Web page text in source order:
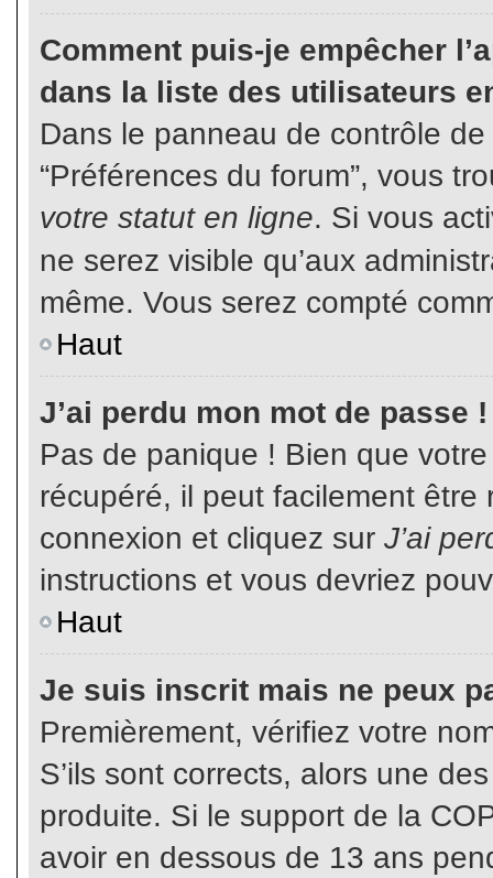
Comment puis-je empêcher
dans la liste des utilisateurs
Dans le panneau de contrôle
“Préférences du forum”, vous
votre statut en ligne. Si vous
ne serez visible qu’aux
même. Vous serez compté
Haut
J’ai perdu mon mot de passe !
Pas de panique ! Bien que
récupéré, il peut facilement
connexion et cliquez sur J’ai
instructions et vous devriez
Haut
Je suis inscrit mais ne peux
Premièrement, vérifiez votre
S’ils sont corrects, alors une
produite. Si le support de la
avoir en dessous de 13 ans